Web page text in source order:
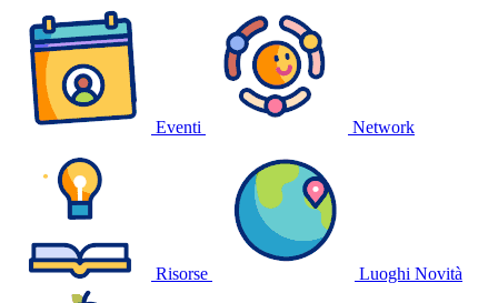
Eventi Network
Risorse Luoghi Novità